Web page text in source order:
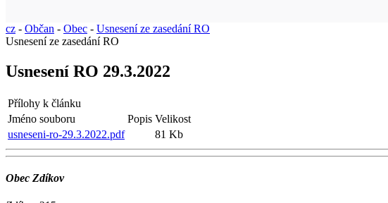
cz - Občan - Obec - Usnesení ze zasedání RO
Usnesení ze zasedání RO
Usnesení RO 29.3.2022
Přílohy k článku
Jméno souboru
Popis Velikost
usneseni-ro-29.3.2022.pdf
81 Kb
Obec Zdíkov